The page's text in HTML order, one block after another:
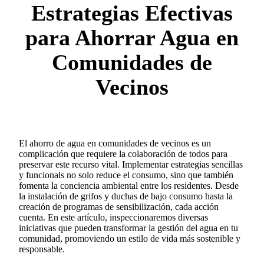
Estrategias Efectivas
para Ahorrar Agua en
Comunidades de
Vecinos
El ahorro de agua en comunidades de vecinos es un
complicación que requiere la colaboración de todos para
preservar este recurso vital. Implementar estrategias sencillas
y funcionals no solo reduce el consumo, sino que también
fomenta la conciencia ambiental entre los residentes. Desde
la instalación de grifos y duchas de bajo consumo hasta la
creación de programas de sensibilización, cada acción
cuenta. En este artículo, inspeccionaremos diversas
iniciativas que pueden transformar la gestión del agua en tu
comunidad, promoviendo un estilo de vida más sostenible y
responsable.